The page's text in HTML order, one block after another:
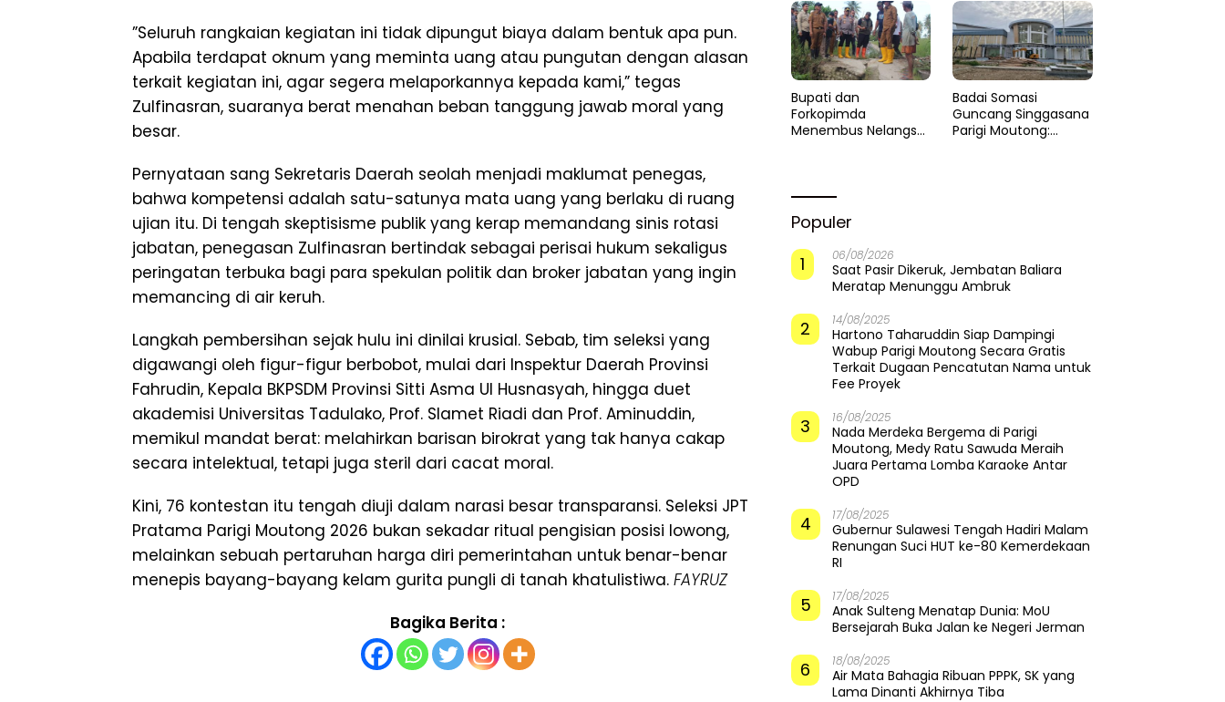
​”Seluruh rangkaian kegiatan ini tidak dipungut biaya dalam bentuk apa pun.
Apabila terdapat oknum yang meminta uang atau pungutan dengan alasan
terkait kegiatan ini, agar segera melaporkannya kepada kami,” tegas
Zulfinasran, suaranya berat menahan beban tanggung jawab moral yang
besar.
​Pernyataan sang Sekretaris Daerah seolah menjadi maklumat penegas,
bahwa kompetensi adalah satu-satunya mata uang yang berlaku di ruang
ujian itu. Di tengah skeptisisme publik yang kerap memandang sinis rotasi
jabatan, penegasan Zulfinasran bertindak sebagai perisai hukum sekaligus
peringatan terbuka bagi para spekulan politik dan broker jabatan yang ingin
memancing di air keruh.
​Langkah pembersihan sejak hulu ini dinilai krusial. Sebab, tim seleksi yang
digawangi oleh figur-figur berbobot, mulai dari Inspektur Daerah Provinsi
Fahrudin, Kepala BKPSDM Provinsi Sitti Asma Ul Husnasyah, hingga duet
akademisi Universitas Tadulako, Prof. Slamet Riadi dan Prof. Aminuddin,
memikul mandat berat: melahirkan barisan birokrat yang tak hanya cakap
secara intelektual, tetapi juga steril dari cacat moral.
​Kini, 76 kontestan itu tengah diuji dalam narasi besar transparansi. Seleksi JPT
Pratama Parigi Moutong 2026 bukan sekadar ritual pengisian posisi lowong,
melainkan sebuah pertaruhan harga diri pemerintahan untuk benar-benar
menepis bayang-bayang kelam gurita pungli di tanah khatulistiwa. FAYRUZ
Bagika Berita :
Penanganan Cepat
​Bupati dan
Forkopimda
Menembus Nelangsa
Sinergi
Badai Somasi
Guncang Singgasana
Parigi Moutong:
Populer
1
06/08/2026
Saat Pasir Dikeruk, Jembatan Baliara
Meratap Menunggu Ambruk
2 14/08/2025
Hartono Taharuddin Siap Dampingi
Wabup Parigi Moutong Secara Gratis
Terkait Dugaan Pencatutan Nama untuk
Fee Proyek
3 16/08/2025
Nada Merdeka Bergema di Parigi
Moutong, Medy Ratu Sawuda Meraih
Juara Pertama Lomba Karaoke Antar
OPD
4 17/08/2025
Gubernur Sulawesi Tengah Hadiri Malam
Renungan Suci HUT ke-80 Kemerdekaan
RI
5 17/08/2025
Anak Sulteng Menatap Dunia: MoU
Bersejarah Buka Jalan ke Negeri Jerman
6 18/08/2025
Air Mata Bahagia Ribuan PPPK, SK yang
Lama Dinanti Akhirnya Tiba